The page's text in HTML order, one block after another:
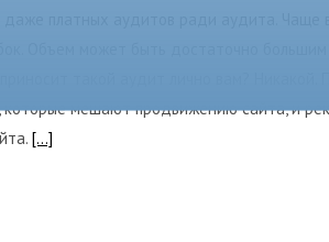
платных аудитов ради аудита. Чаще
Объем может быть достаточно большим и
такой аудит лично вам? Никакой.
мешают продвижению сайта, и
[...]